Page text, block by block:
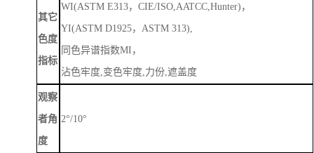
其它
色度
指标
WI(ASTM E313，CIE/ISO,AATCC,Hunter)，
YI(ASTM D1925，ASTM 313),
同色异谱指数MI，
沾色牢度 ,变色牢度,力份,遮盖度
观察
者角
度
2°/10°